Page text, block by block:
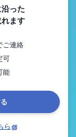
った
ます
ご連絡
可
能
ら